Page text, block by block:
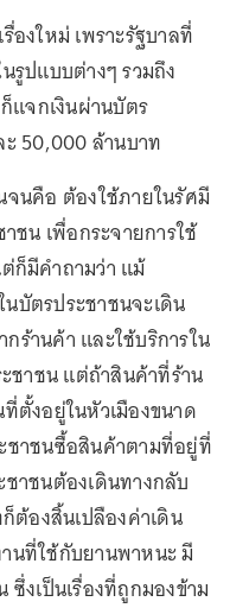
องใหม่ เพราะรัฐบาลที่
รูปแบบต่างๆ รวมถึง
แจกเงินผ่านบัตร
50,000 ล้านบาท
จนคือ ต้องใช้ภายในรัศมี
ชน เพื่อกระจายการใช้
ก็มีคำถามว่า แม้
บัตรประชาชนจะเดิน
ร้านค้า และใช้บริการใน
ชาชน แต่ถ้าสินค้าที่ร้าน
ที่ตั้งอยู่ในหัวเมืองขนาด
ชาชนซื้อสินค้าตามที่อยู่ที่
าชนต้องเดินทางกลับ
ต้องสิ้นเปลืองค่าเดิน
นที่ใช้กับยานพาหนะ มี
ซึ่งเป็นเรื่องที่ถูกมองข้าม